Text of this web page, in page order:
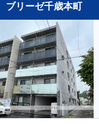
ブリーゼ千歳本町